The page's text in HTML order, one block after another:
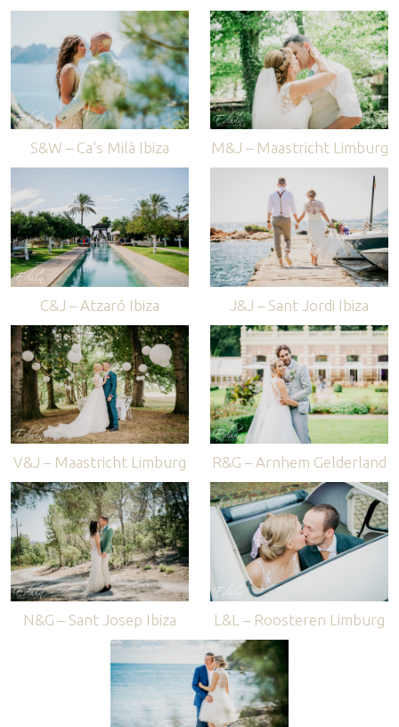
S&W – Ca’s Milà Ibiza M&J – Maastricht Limburg
C&J – Atzaró Ibiza J&J – Sant Jordi Ibiza
V&J – Maastricht Limburg R&G – Arnhem Gelderland
N&G – Sant Josep Ibiza L&L – Roosteren Limburg